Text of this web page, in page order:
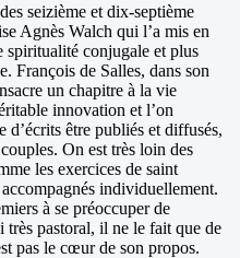
seizième et dix-septième
Agnès Walch qui l’a mis en
spiritualité conjugale et plus
François de Salles, dans son
un chapitre à la vie
innovation et l’on
être publiés et diffusés,
On est très loin des
les exercices de saint
individuellement.
à se préoccuper de
pastoral, il ne le fait que de
pas le cœur de son propos.